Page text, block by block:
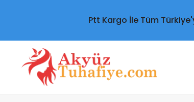
Ptt Kargo İle Tüm